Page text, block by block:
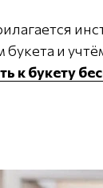
и
к букету